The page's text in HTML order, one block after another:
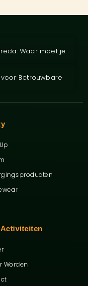
Worden
Waar moet je
Betrouwbare